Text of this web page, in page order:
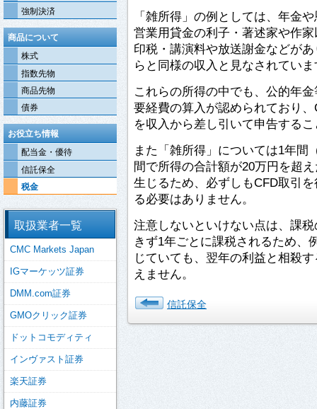
「雑所得」の例としては、年金
営業用貸金の利子・著述家や作
印税・講演料や放送謝金などが
らと同様の収入と見なされていま
これらの所得の中でも、公的年
要経費の算入が認められており
を収入から差し引いて申告する
また「雑所得」については1年間
間で所得の合計額が20万円を超
生じるため、必ずしもCFD取引
る必要はありません。
注意しないといけない点は、課
きず1年ごとに課税されるため、
じていても、翌年の利益と相殺
えません。
信託保全
強制決済
商品について
株式
指数先物
商品先物
債券
お役立ち情報
配当金・優待
信託保全
税金
取扱業者一覧
CMC Markets Japan
IGマーケッツ証券
DMM.com証券
GMOクリック証券
ドットコモディティ
インヴァスト証券
楽天証券
内藤証券